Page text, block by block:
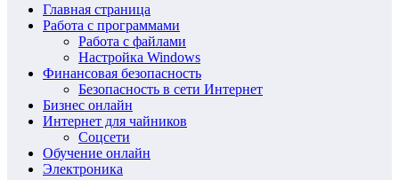
Главная страница
Работа с программами
Работа с файлами
Настройка Windows
Финансовая безопасность
Безопасность в сети Интернет
Бизнес онлайн
Интернет для чайников
Соцсети
Обучение онлайн
Электроника